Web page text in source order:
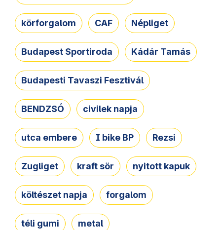
körforgalom CAF Népliget
Budapest Sportiroda Kádár Tamás
Budapesti Tavaszi Fesztivál
BENDZSÓ civilek napja
utca embere I bike BP Rezsi
Zugliget kraft sör nyitott kapuk
költészet napja forgalom
téli gumi metal